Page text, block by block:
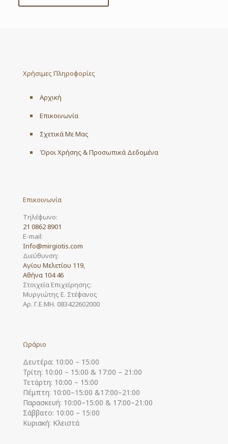
Χρήσιμες Πληροφορίες
Αρχική
Επικοινωνία
Σχετικά Με Μας
Όροι Χρήσης & Προσωπικά Δεδομένα
Επικοινωνία
Τηλέφωνο:
21 0862 8901
E-mail:
Info@mirgiotis.com
Διεύθυνση:
Αγίου Μελετίου 119,
Αθήνα 104 46
Στοιχεία Επιχείρησης:
Μυργιώτης Ε. Στέφανος
Αρ. Γ.Ε.ΜΗ. 083422602000
Ωράριο
Δευτέρα: 10:00 – 15:00
Τρίτη: 10:00 – 15:00 & 17:00 – 21:00
Τετάρτη: 10:00 – 15:00
Πέμπτη: 10:00–15:00 &17:00–21:00
Παρασκευή: 10:00–15:00 & 17:00–21:00
Σάββατο: 10:00 – 15:00
Κυριακή: Κλειστά